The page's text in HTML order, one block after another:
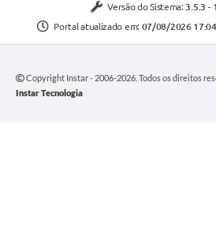
Versão do Sistema: 3.5.3 -
Portal atualizado em: 07/08/2026 17:04
Copyright Instar - 2006-2026. Todos os direitos
Instar Tecnologia